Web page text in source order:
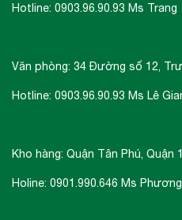
Hotline: 0903.96.90.93 Ms Trang
Văn phòng: 34 Đường số 12,
Hotline: 0903.96.90.93 Ms Lê
Kho hàng: Quận Tân Phú, Quận
Holine: 0901.990.646 Ms Phương